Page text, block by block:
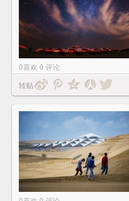
0喜欢 0 评论
转贴